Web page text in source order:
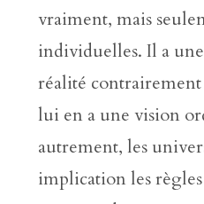
vraiment, mais
individuelles. Il a
réalité
lui en a une vision
autrement, les
implication les